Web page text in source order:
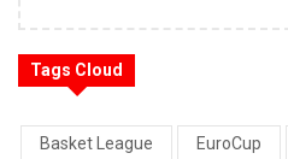
Tags Cloud
Basket League EuroCup